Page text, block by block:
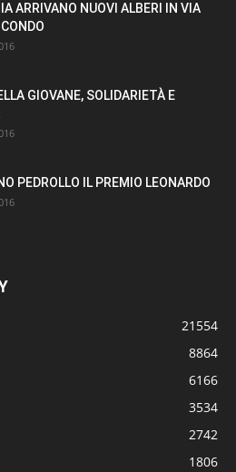
ARRIVANO NUOVI ALBERI IN VIA
GIOVANE, SOLIDARIETÀ E
PEDROLLO IL PREMIO LEONARDO
21554
8864
6166
3534
2742
1806